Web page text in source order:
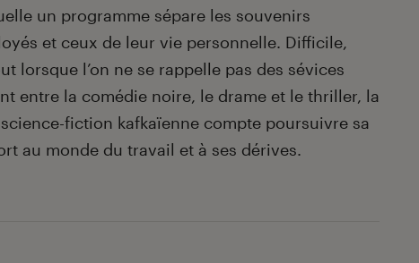
un programme sépare les souvenirs
et ceux de leur vie personnelle. Difficile,
lorsque l’on ne se rappelle pas des sévices
entre la comédie noire, le drame et le thriller, la
fiction kafkaïenne compte poursuivre sa
au monde du travail et à ses dérives.